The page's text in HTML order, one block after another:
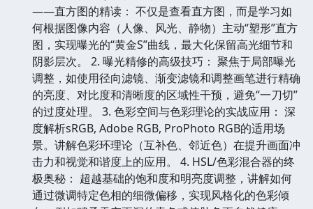
——直方图的精读： 不仅是查看直方图，而是学习如
何根据图像内容（人像、风光、静物）主动“塑形”直方
图，实现曝光的“黄金S”曲线，最大化保留高光细节和
阴影层次。 2. 曝光精修的高级技巧： 聚焦于局部曝光
调整，如使用径向滤镜、渐变滤镜和调整画笔进行精确
的亮度、对比度和清晰度的区域性干预，避免“一刀切”
的过度处理。 3. 色彩空间与色彩理论的实战应用： 深
度解析sRGB, Adobe RGB, ProPhoto RGB的适用场
景。讲解色彩环理论（互补色、邻近色）在提升画面冲
击力和视觉和谐度上的应用。 4. HSL/色彩混合器的终
极奥秘： 超越基础的饱和度和明亮度调整，讲解如何
通过微调特定色相的细微偏移，实现风格化的色彩倾